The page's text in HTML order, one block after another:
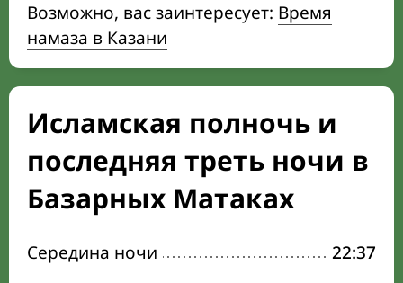
Возможно, вас заинтересует: Время
намаза в Казани
Исламская полночь и
последняя треть ночи в
Базарных Матаках
Середина ночи
22:37